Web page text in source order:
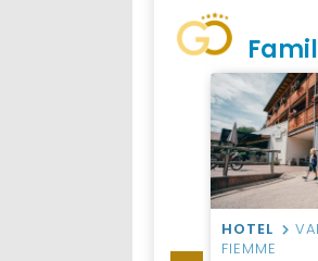
HOTEL
FIEMME